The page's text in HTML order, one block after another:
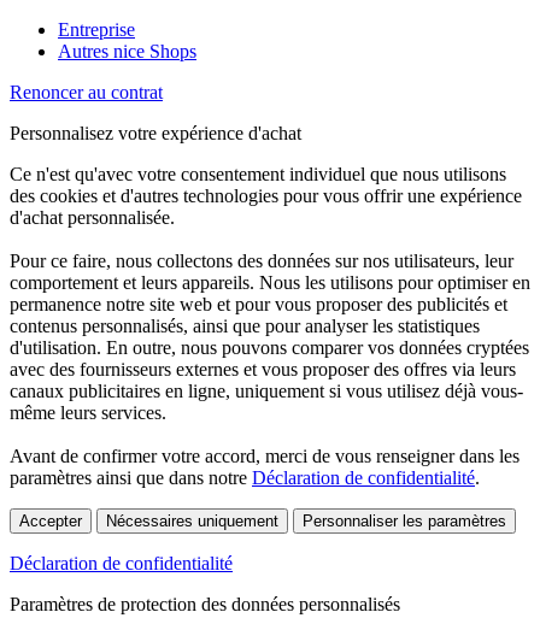
Entreprise
Autres nice Shops
Renoncer au contrat
Personnalisez votre expérience d'achat
Ce n'est qu'avec votre consentement individuel que nous utilisons
des cookies et d'autres technologies pour vous offrir une expérience
d'achat personnalisée.
Pour ce faire, nous collectons des données sur nos utilisateurs, leur
comportement et leurs appareils. Nous les utilisons pour optimiser en
permanence notre site web et pour vous proposer des publicités et
contenus personnalisés, ainsi que pour analyser les statistiques
d'utilisation. En outre, nous pouvons comparer vos données cryptées
avec des fournisseurs externes et vous proposer des offres via leurs
canaux publicitaires en ligne, uniquement si vous utilisez déjà vous-
même leurs services.
Avant de confirmer votre accord, merci de vous renseigner dans les
paramètres ainsi que dans notre Déclaration de confidentialité.
Accepter Nécessaires uniquement Personnaliser les paramètres
Déclaration de confidentialité
Paramètres de protection des données personnalisés